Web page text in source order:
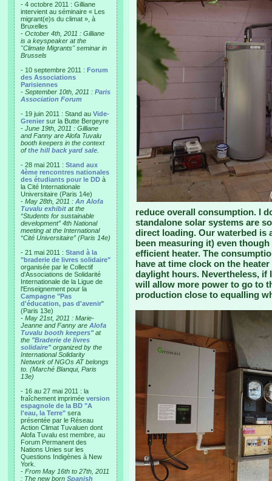
- 4 octobre 2011 : Gilliane
intervient au séminaire « Les
migrant(e)s du climat », à
Bruxelles
- October 4th, 2011 : Gilliane
is a keyspeaker at the
"Climate Migrants" seminar in
Brussels
- 10 septembre 2011 : Forum
des Associations
Parisiennes
- September 10th, 2011 : Paris
Association Forum
- 19 juin 2011 : Stand au Vide-
Grenier sur la Butte Bergeyre
- June 19th, 2011 : Gilliane
and Fanny are Alofa Tuvalu
booth keepers in the context
ofthe hill back yard sale
- 28 mai 2011 : Stand aux
4ème rencontres nationales
des étudiants pour le DD à
la Cité Internationale
Universitaire (Paris 14e)
- May 28th, 2011 : An Alofa
Tuvalu exhibit at the
“Students for sustainable
development” 4th National
meeting at the International
“Cité Universitaire” (Paris 14e)
- 21 mai 2011 : Stand à la
"braderie de livres solidaire"
organisée par le Collectif
d'Associations de Solidarité
Internationale de la Ligue de
l'Enseignement pour la
Campagne "Pas
d'éducation, pas d'avenir"
(Paris 13e)
- May 21st, 2011 : Marie-
Jeanne and Fanny are Alofa
Tuvalu booth keepers"at
the "Braderie de livres
solidaire"organized by the
International Solidarity
Network of NGOs AT belongs
to. (Marché Blanqui, Paris
13e)
- 16 au 27 mai 2011 : la
fraîchement imprimée version
espagnole de la BD "A
l'eau, la Terre" sera
présentée par le Réseau
Action Climat Tuvaluen dont
Alofa Tuvalu est membre, au
Forum Permanent des
Nations Unies sur les
Questions Indigènes à New
York.
- From May 16th to 27th, 2011
: The new born Spanish
reduce overall consumption. I
standalone solar systems are
direct loading. Our waterbed is
been measuring it) even
efficient heater. The
have at time clock on the
daylight hours. Nevertheless, if
will allow more power to go to
production close to equalling